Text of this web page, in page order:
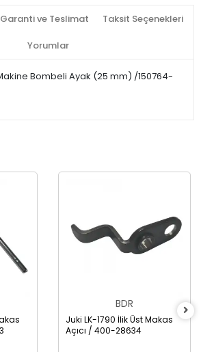
Garanti ve Teslimat Taksit Seçenekleri
Yorumlar
Bombeli Ayak (25 mm) /150764-
BDR
Juki LK-1790 İlik Üst Makas
Açıcı / 400-28634